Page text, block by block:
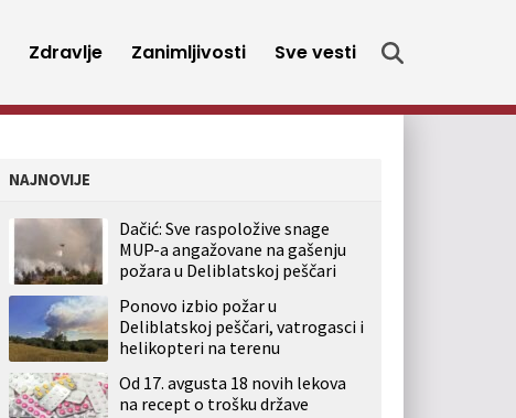
Zdravlje Zanimljivosti Sve vesti
NAJNOVIJE
Dačić: Sve raspoložive snage
MUP-a angažovane na gašenju
požara u Deliblatskoj peščari
Ponovo izbio požar u
Deliblatskoj peščari, vatrogasci i
helikopteri na terenu
Od 17. avgusta 18 novih lekova
na recept o trošku države